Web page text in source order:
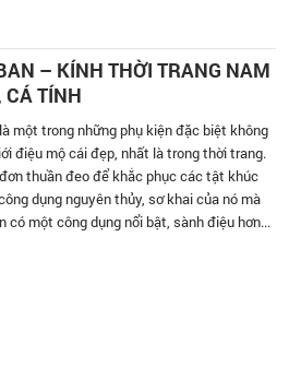
– KÍNH THỜI TRANG NAM
TÍNH
một trong những phụ kiện đặc biệt không
điệu mộ cái đẹp, nhất là trong thời trang.
thuần đeo để khắc phục các tật khúc
dụng nguyên thủy, sơ khai của nó mà
có một công dụng nổi bật, sành điệu hơn...